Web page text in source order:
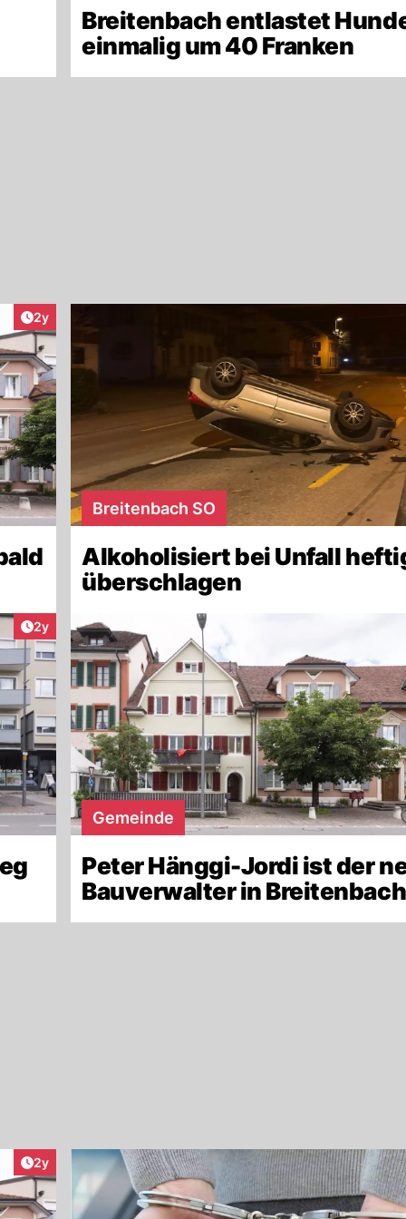
Breitenbach entlastet
einmalig um 40 Franken
Artikel veröffentlicht:
2y
Breitenbach SO
Alkoholisiert bei Unfall
überschlagen
Artikel veröffentlicht:
2y
Gemeinde
Peter Hänggi-Jordi ist der
Bauverwalter in Breitenbach
Artikel veröffentlicht:
2y